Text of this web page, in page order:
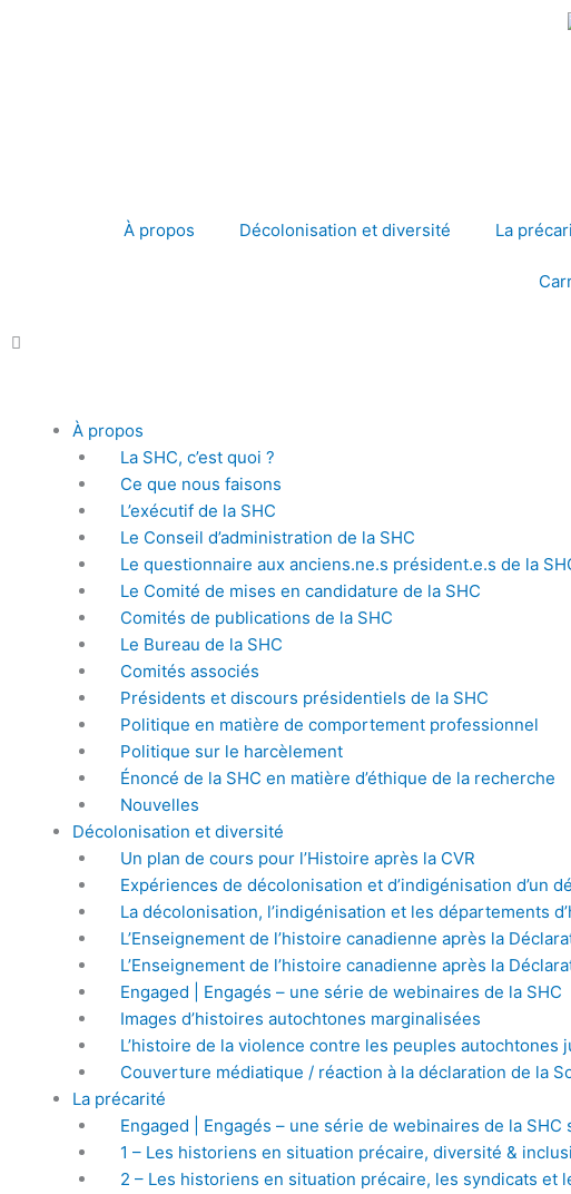
À propos Décolonisation et diversité La
Main
À propos
La SHC, c’est quoi ?
Ce que nous faisons
L’exécutif de la SHC
Le Conseil d’administration de la SHC
Le questionnaire aux anciens.ne.s président.e.s de la
Le Comité de mises en candidature de la SHC
Comités de publications de la SHC
Le Bureau de la SHC
Comités associés
Présidents et discours présidentiels de la SHC
Politique en matière de comportement professionnel
Politique sur le harcèlement
Énoncé de la SHC en matière d’éthique de la recherche
Nouvelles
Décolonisation et diversité
Un plan de cours pour l’Histoire après la CVR
Expériences de décolonisation et d’indigénisation d’un
La décolonisation, l’indigénisation et les départements
L’Enseignement de l’histoire canadienne après la
L’Enseignement de l’histoire canadienne après la
Engaged | Engagés – une série de webinaires de la SHC
Images d’histoires autochtones marginalisées
L’histoire de la violence contre les peuples
Couverture médiatique / réaction à la déclaration de la
La précarité
Engaged | Engagés – une série de webinaires de la SHC
1 – Les historiens en situation précaire, diversité &
2 – Les historiens en situation précaire, les syndicats et